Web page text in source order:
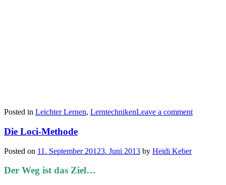
Posted in Leichter Lernen, LerntechnikenLeave a comment
Die Loci-Methode
Posted on 11. September 20123. Juni 2013 by Heidi Keber
Der Weg ist das Ziel…